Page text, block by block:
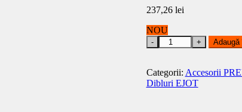
237,26 lei
NOU
Surub
pentru
T-
Fast
Categorii: Accesorii
Dibluri EJOT